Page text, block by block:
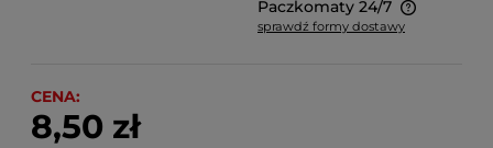
Paczkomaty 24/7
Cena nie zawiera ewentualnych kosztów płatności
sprawdź formy dostawy
CENA:
8,50 zł